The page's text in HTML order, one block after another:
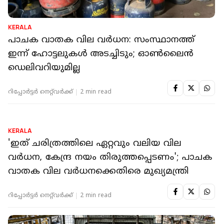
KERALA
പാചക വാതക വില വ‍ർധന: സംസ്ഥാനത്ത്
ഇന്ന് ഹോട്ടലുകൾ അടച്ചിടും; ഓൺലൈൻ
ഡെലിവറിയുമില്ല
റിപ്പോർട്ടർ നെറ്റ്‌വര്‍ക്ക്‌ 2 min read
KERALA